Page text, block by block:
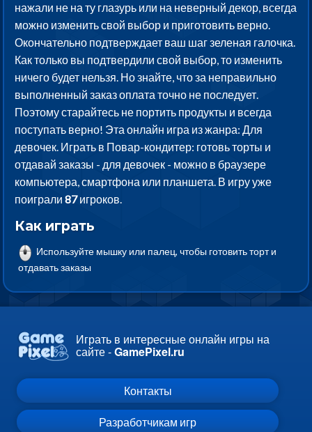
нажали не на ту глазурь или на неверный декор, всегда
можно изменить свой выбор и приготовить верно.
Окончательно подтверждает ваш шаг зеленая галочка.
Как только вы подтвердили свой выбор, то изменить
ничего будет нельзя. Но знайте, что за неправильно
выполненный заказ оплата точно не последует.
Поэтому старайтесь не портить продукты и всегда
поступать верно! Эта онлайн игра из жанра: Для
девочек. Играть в Повар-кондитер: готовь торты и
отдавай заказы - для девочек - можно в браузере
компьютера, смартфона или планшета. В игру уже
поиграли87игроков.
Как играть
Используйте мышку или палец, чтобы готовить торт и
отдавать заказы
Играть в интересные онлайн игры на
сайте -GamePixel.ru
Контакты
Разработчикам игр